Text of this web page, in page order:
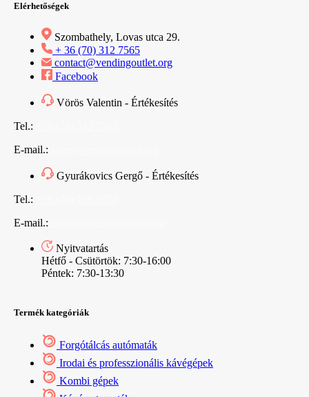
Elérhetőségek
Szombathely, Lovas utca 29.
+ 36 (70) 312 7565
contact@vendingoutlet.org
Facebook
Vörös Valentin - Értékesítés
Tel.:
E-mail.:
Gyurákovics Gergő - Értékesítés
Tel.:
E-mail.:
Nyitvatartás
Hétfő - Csütörtök: 7:30-16:00
Péntek: 7:30-13:30
Termék kategóriák
Forgótálcás autómaták
Irodai és professzionális kávégépek
Kombi gépek